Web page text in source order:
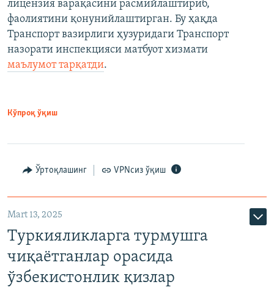
лицензия варақасини расмийлаштириб,
фаолиятини қонунийлаштирган. Бу ҳақда
Транспорт вазирлиги ҳузуридаги Транспорт
назорати инспекцияси матбуот хизмати
маълумот тарқатди.
Кўпроқ ўқиш
Ўртоқлашинг VPNсиз ўқиш
Mart 13, 2025
Туркияликларга турмушга
чиқаётганлар орасида
ўзбекистонлик қизлар